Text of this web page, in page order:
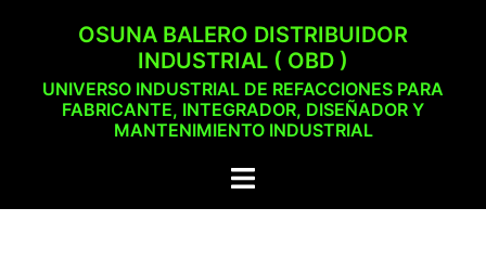
OSUNA BALERO DISTRIBUIDOR
INDUSTRIAL ( OBD )
UNIVERSO INDUSTRIAL DE REFACCIONES PARA
FABRICANTE, INTEGRADOR, DISEÑADOR Y
MANTENIMIENTO INDUSTRIAL
Alternar